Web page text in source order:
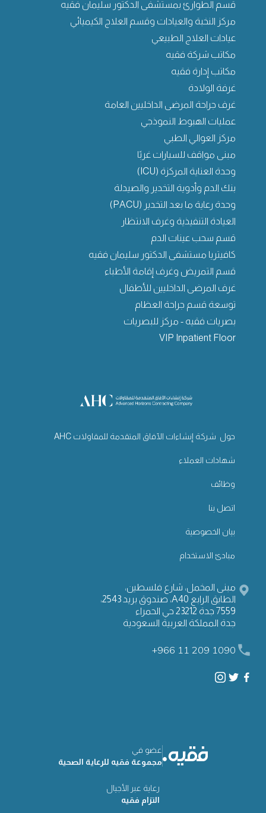
قسم الطوارئ بمستشفى الدكتور سليمان فقيه
مركز النخبة والعيادات وقسم العلاج الكيميائي
عيادات العلاج الطبيعي
مكاتب شركة فقيه
مكاتب إدارة فقيه
غرفة الولادة
غرف جراحة المرضى الداخليين العامة
عمليات الهبوط النموذجي
مركز العوالي الطبي
مبنى مواقف للسيارات غربًا
وحدة العناية المركزة (ICU)
بنك الدم وأدوية التخدير والصيدلة
وحدة رعاية ما بعد التخدير (PACU)
العيادة التنفيذية وغرف الانتظار
قسم سحب عينات الدم
كافيتريا مستشفى الدكتور سليمان فقيه
قسم التمريض وغرف إقامة الأطباء
غرف المرضى الداخليين للأطفال
توسعة قسم جراحة العظام
بصريات فقيه - مركز للبصريات
VIP Inpatient Floor
حول شركة إنشاءات الآفاق المتقدمة للمقاولات AHC
شهادات العملاء
وظائف
اتصل بنا
بيان الخصوصية
مبادئ الاستخدام
مبنى المخمل، شارع فلسطين،
الطابق الرابع A40، صندوق بريد 2543،
7559 جدة 23212 حي الحمراء
جدة المملكة العربية السعودية
+966 11 209 1090
عضو في
مجموعة فقيه للرعاية الصحية
رعاية عبر الأجيال
التزام فقيه